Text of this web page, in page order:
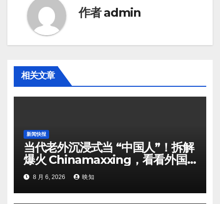
作者admin
相关文章
新闻快报
当代老外沉浸式当 “中国人”！拆解
爆火 Chinamaxxing，看看外国
网友日常都在模仿哪些中式习惯
8 月 6, 2026 映知